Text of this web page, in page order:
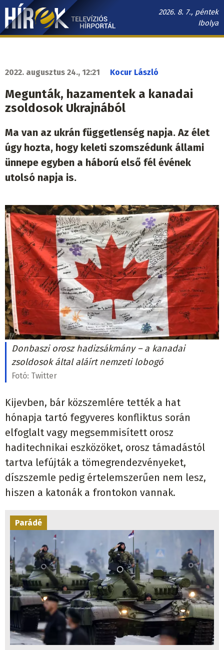
Ugrás
tartalomra
2026. 8. 7., péntek
Ibolya
Hírek.sk
2022. augusztus 24., 12:21 Kocur László
Megunták, hazamentek a kanadai
zsoldosok Ukrajnából
Ma van az ukrán függetlenség napja. Az élet
úgy hozta, hogy keleti szomszédunk állami
ünnepe egyben a háború első fél évének
utolsó napja is.
Donbaszi orosz hadizsákmány – a kanadai
zsoldosok által aláírt nemzeti lobogó
Fotó: Twitter
Kijevben, bár közszemlére tették a hat
hónapja tartó fegyveres konfliktus során
elfoglalt vagy megsemmisített orosz
haditechnikai eszközöket, orosz támadástól
tartva lefújták a tömegrendezvényeket,
díszszemle pedig értelemszerűen nem lesz,
hiszen a katonák a frontokon vannak.
Parádé